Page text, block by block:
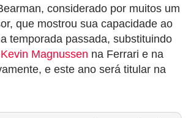
considerado por muitos um
que mostrou sua capacidade ao
temporada passada, substituindo
Kevin Magnussen na Ferrari e na
e este ano será titular na